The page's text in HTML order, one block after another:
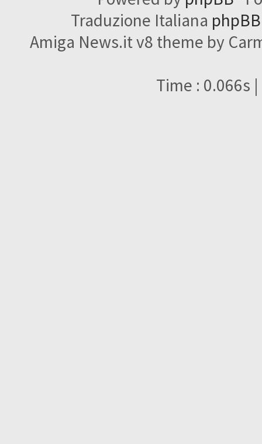
Traduzione Italiana
Amiga News.it v8 theme by
Time : 0.066s